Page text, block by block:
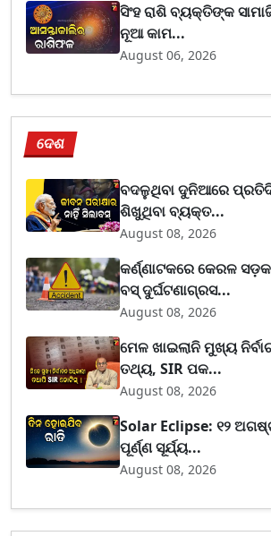
ସିଂହ ରାଶି ବ୍ୟକ୍ତିଙ୍କ
ନୂଆ କାମ...
August 06, 2026
ଦେଶ
ବଦଳୁଥିବା ଦୁନିଆରେ
ଶିଖୁଥିବା ବ୍ୟକ୍ତ...
August 08, 2026
କର୍ଣ୍ଣାଟକରେ କେରଳ
ବସ୍ ଦୁର୍ଘଟଣାଗ୍ରସ...
August 08, 2026
ମେଳ ଖାଇଲାନି ମୁଖ୍ୟ
ତଥ୍ୟ, SIR ପକ...
August 08, 2026
Solar Eclipse: ୧୨
ପୂର୍ଣ୍ଣ ସୂର୍ଯ୍ୟ...
August 08, 2026